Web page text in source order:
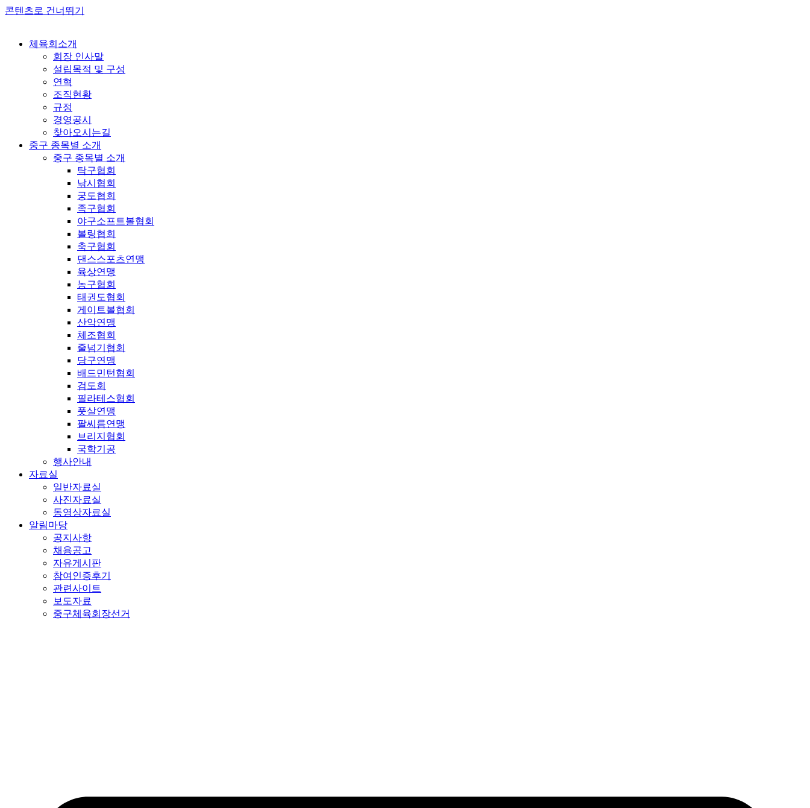
콘텐츠로 건너뛰기
체육회소개
회장 인사말
설립목적 및 구성
연혁
조직현황
규정
경영공시
찾아오시는길
중구 종목별 소개
중구 종목별 소개
탁구협회
낚시협회
궁도협회
족구협회
야구소프트볼협회
볼링협회
축구협회
댄스스포츠연맹
육상연맹
농구협회
태권도협회
게이트볼협회
산악연맹
체조협회
줄넘기협회
당구연맹
배드민턴협회
검도회
필라테스협회
풋살연맹
팔씨름연맹
브리지협회
국학기공
행사안내
자료실
일반자료실
사진자료실
동영상자료실
알림마당
공지사항
채용공고
자유게시판
참여인증후기
관련사이트
보도자료
중구체육회장선거